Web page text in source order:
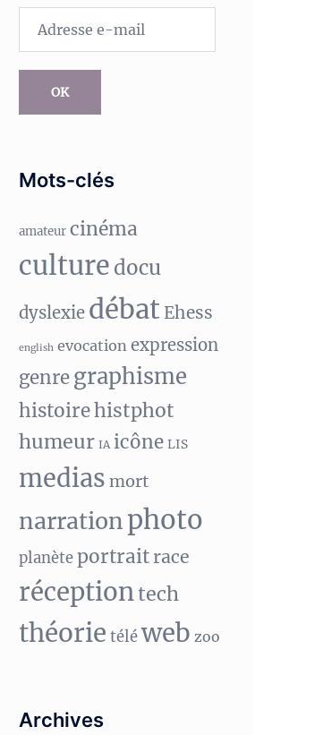
OK
Mots-clés
amateur cinéma
culture docu
dyslexie débat Ehess
english evocation expression
genre graphisme
histoirehistphot
humeur IA icône LIS
medias mort
narrationphoto
planète portrait race
réceptiontech
théorie téléweb zoo
Archives